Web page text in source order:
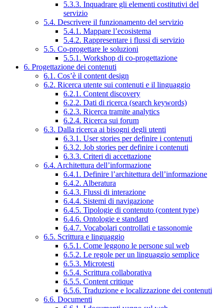
5.3.3. Inquadrare gli elementi costitutivi del
servizio
5.4. Descrivere il funzionamento del servizio
5.4.1. Mappare l’ecosistema
5.4.2. Rappresentare i flussi di servizio
5.5. Co-progettare le soluzioni
5.5.1. Workshop di co-progettazione
6. Progettazione dei contenuti
6.1. Cos’è il content design
6.2. Ricerca utente sui contenuti e il linguaggio
6.2.1. Content discovery
6.2.2. Dati di ricerca (search keywords)
6.2.3. Ricerca tramite analytics
6.2.4. Ricerca sui forum
6.3. Dalla ricerca ai bisogni degli utenti
6.3.1. User stories per definire i contenuti
6.3.2. Job stories per definire i contenuti
6.3.3. Criteri di accettazione
6.4. Architettura dell’informazione
6.4.1. Definire l’architettura dell’informazione
6.4.2. Alberatura
6.4.3. Flussi di interazione
6.4.4. Sistemi di navigazione
6.4.5. Tipologie di contenuto (content type)
6.4.6. Ontologie e standard
6.4.7. Vocabolari controllati e tassonomie
6.5. Scrittura e linguaggio
6.5.1. Come leggono le persone sul web
6.5.2. Le regole per un linguaggio semplice
6.5.3. Microtesti
6.5.4. Scrittura collaborativa
6.5.5. Content critique
6.5.6. Traduzione e localizzazione dei contenuti
6.6. Documenti